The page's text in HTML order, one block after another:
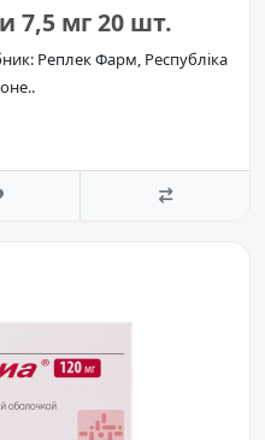
7,5 мг 20 шт.
Реплек Фарм, Республіка